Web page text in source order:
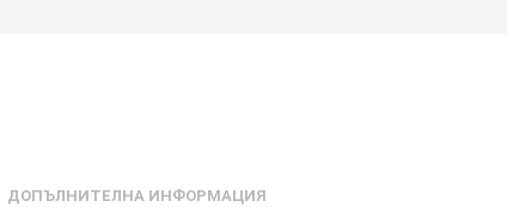
ДОПЪЛНИТЕЛНА ИНФОРМАЦИЯ